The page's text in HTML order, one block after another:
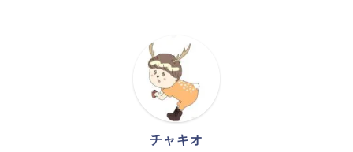
チャキオ